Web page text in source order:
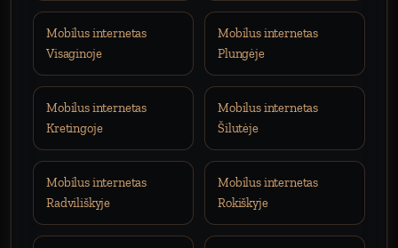
Mobilus internetas
Visaginoje
Mobilus internetas
Plungėje
Mobilus internetas
Kretingoje
Mobilus internetas
Šilutėje
Mobilus internetas
Radviliškyje
Mobilus internetas
Rokiškyje